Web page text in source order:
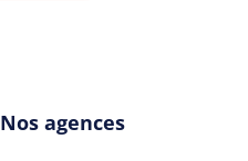
Nos agences